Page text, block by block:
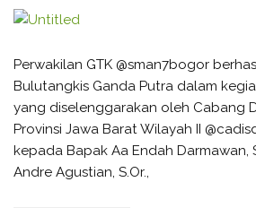
Perwakilan GTK @sman7bogor
Bulutangkis Ganda Putra dalam
yang diselenggarakan oleh Cabang
Provinsi Jawa Barat Wilayah II
kepada Bapak Aa Endah Darmawan,
Andre Agustian, S.Or.,